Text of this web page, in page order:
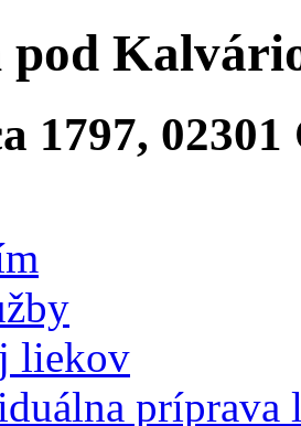
pod K
1797, 02301
liekov
príprava